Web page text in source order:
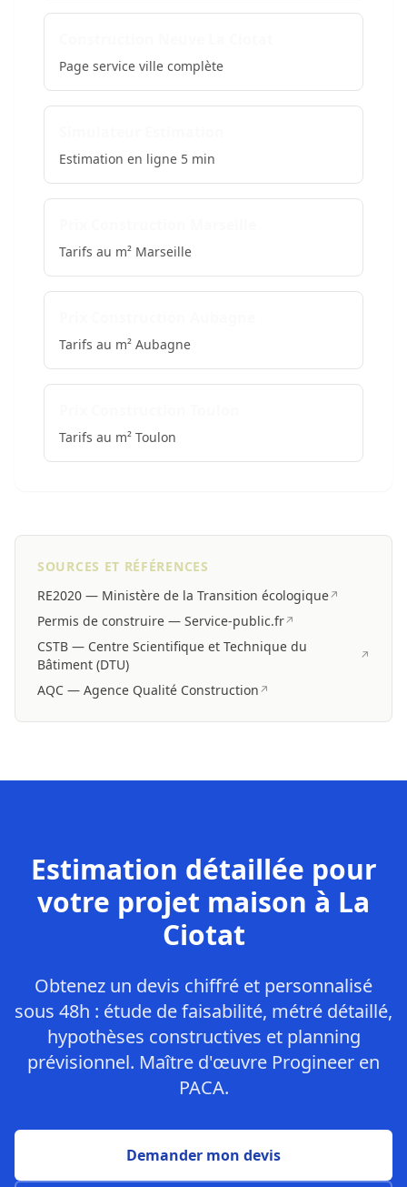
Page service ville complète
Estimation en ligne 5 min
Tarifs au m² Marseille
Tarifs au m² Aubagne
Tarifs au m² Toulon
SOURCES ET RÉFÉRENCES
RE2020 — Ministère de la Transition écologique↗
Permis de construire — Service-public.fr↗
CSTB — Centre Scientifique et Technique du
Bâtiment (DTU)
↗
AQC — Agence Qualité Construction↗
Estimation détaillée pour
votre projet maison à La
Ciotat
Obtenez un devis chiffré et personnalisé
sous 48h : étude de faisabilité, métré détaillé,
hypothèses constructives et planning
prévisionnel. Maître d'œuvre Progineer en
PACA.
Demander mon devis